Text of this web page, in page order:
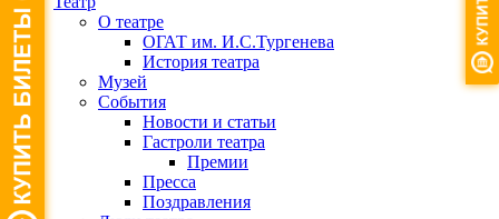
О театре
ОГАТ им. И.С.Тургенева
История театра
Музей
События
Новости и статьи
Гастроли театра
Премии
Пресса
Поздравления